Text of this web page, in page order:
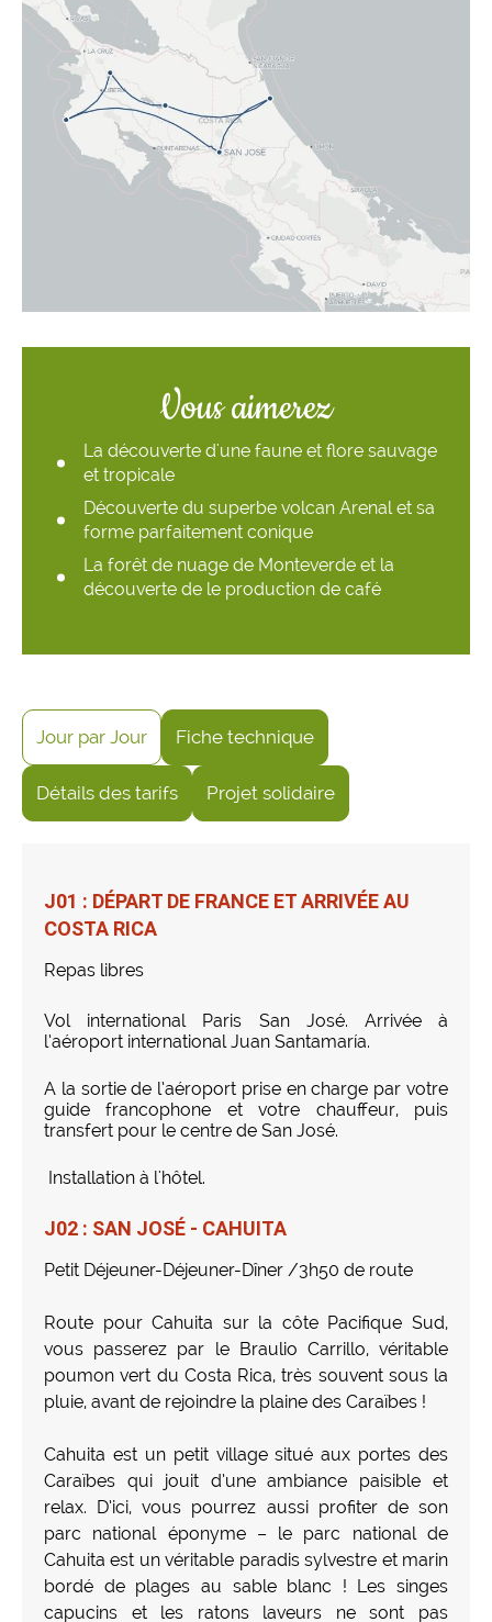
Vous aimerez
La découverte d'une faune et flore sauvage
et tropicale
Découverte du superbe volcan Arenal et sa
forme parfaitement conique
La forêt de nuage de Monteverde et la
découverte de le production de café
Jour par Jour Fiche technique
Détails des tarifs Projet solidaire
J01 : DÉPART DE FRANCE ET ARRIVÉE AU
COSTA RICA
Repas libres
Vol international Paris San José. Arrivée à
l’aéroport international Juan Santamaría.
A la sortie de l’aéroport prise en charge par votre
guide francophone et votre chauffeur, puis
transfert pour le centre de San José.
Installation à l'hôtel.
J02 : SAN JOSÉ - CAHUITA
Petit Déjeuner-Déjeuner-Dîner /3h50 de route
Route pour Cahuita sur la côte Pacifique Sud,
vous passerez par le Braulio Carrillo, véritable
poumon vert du Costa Rica, très souvent sous la
pluie, avant de rejoindre la plaine des Caraïbes !
Cahuita est un petit village situé aux portes des
Caraïbes qui jouit d’une ambiance paisible et
relax. D’ici, vous pourrez aussi profiter de son
parc national éponyme – le parc national de
Cahuita est un véritable paradis sylvestre et marin
bordé de plages au sable blanc ! Les singes
capucins et les ratons laveurs ne sont pas